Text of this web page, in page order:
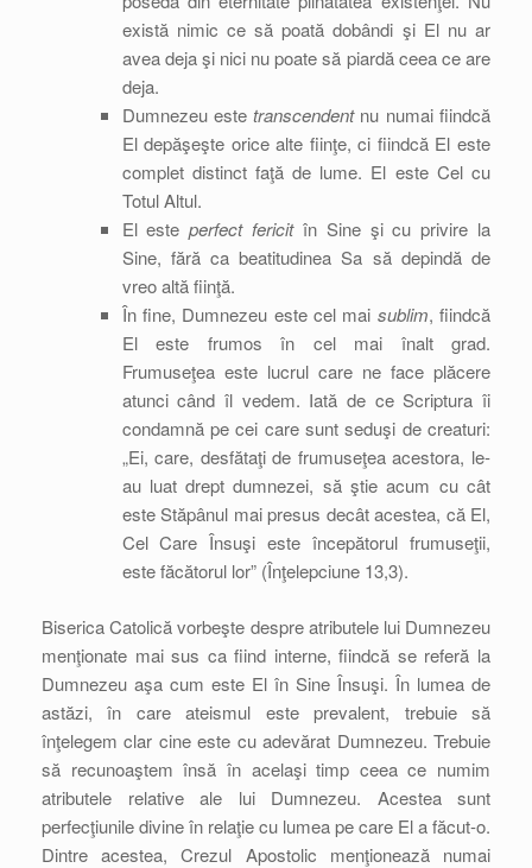
există nimic ce să poată dobândi şi El nu ar
avea deja şi nici nu poate să piardă ceea ce are
deja.
Dumnezeu estetranscendentnu numai fiindcă
El depăşeşte orice alte fiinţe, ci fiindcă El este
complet distinct faţă de lume. El este Cel cu
Totul Altul.
El esteperfect fericit în Sine şi cu privire la
Sine, fără ca beatitudinea Sa să depindă de
vreo altă fiinţă.
În fine, Dumnezeu este cel mai sublim, fiindcă
El este frumos în cel mai înalt grad.
Frumuseţea este lucrul care ne face plăcere
atunci când îl vedem. Iată de ce Scriptura îi
condamnă pe cei care sunt seduşi de creaturi:
„Ei, care, desfătaţi de frumuseţea acestora, le-
au luat drept dumnezei, să ştie acum cu cât
este Stăpânul mai presus decât acestea, că El,
Cel Care Însuşi este începătorul frumuseţii,
este făcătorul lor” (Înţelepciune 13,3).
Biserica Catolică vorbeşte despre atributele lui Dumnezeu
menţionate mai sus ca fiind interne, fiindcă se referă la
Dumnezeu aşa cum este El în Sine Însuşi. În lumea de
astăzi, în care ateismul este prevalent, trebuie să
înţelegem clar cine este cu adevărat Dumnezeu. Trebuie
să recunoaştem însă în acelaşi timp ceea ce numim
atributele relative ale lui Dumnezeu. Acestea sunt
perfecţiunile divine în relaţie cu lumea pe care El a făcut-o.
Dintre acestea, Crezul Apostolic menţionează numai